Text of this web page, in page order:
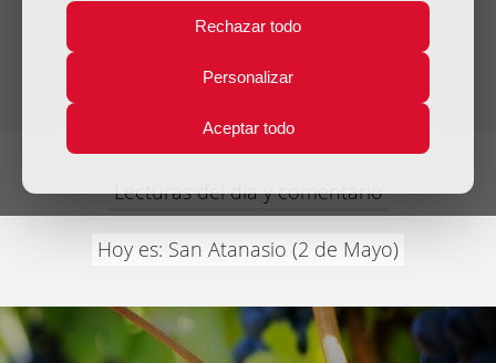
Rechazar todo
Personalizar
Aceptar todo
Evangelio del día
Lecturas del día y comentario
Hoy es: San Atanasio (2 de Mayo)